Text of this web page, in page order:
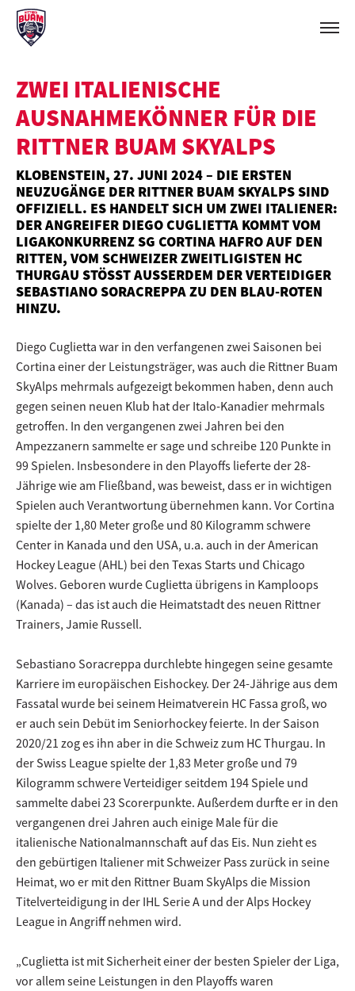
ZWEI ITALIENISCHE
AUSNAHMEKÖNNER FÜR DIE
RITTNER BUAM SKYALPS
KLOBENSTEIN, 27. JUNI 2024 – DIE ERSTEN
NEUZUGÄNGE DER RITTNER BUAM SKYALPS SIND
OFFIZIELL. ES HANDELT SICH UM ZWEI ITALIENER:
DER ANGREIFER DIEGO CUGLIETTA KOMMT VOM
LIGAKONKURRENZ SG CORTINA HAFRO AUF DEN
RITTEN, VOM SCHWEIZER ZWEITLIGISTEN HC
THURGAU STÖSST AUSSERDEM DER VERTEIDIGER SE
BASTIANO SORACREPPA ZU DEN BLAU-ROTEN HI
NZU.
Diego Cuglietta war in den verfangenen zwei Saisonen bei
Cortina einer der Leistungsträger, was auch die Rittner Buam
SkyAlps mehrmals aufgezeigt bekommen haben, denn auch
gegen seinen neuen Klub hat der Italo-Kanadier mehrmals
getroffen. In den vergangenen zwei Jahren bei den
Ampezzanern sammelte er sage und schreibe 120 Punkte in
99 Spielen. Insbesondere in den Playoffs lieferte der 28-
Jährige wie am Fließband, was beweist, dass er in wichtigen
Spielen auch Verantwortung übernehmen kann. Vor Cortina
spielte der 1,80 Meter große und 80 Kilogramm schwere
Center in Kanada und den USA, u.a. auch in der American
Hockey League (AHL) bei den Texas Starts und Chicago
Wolves. Geboren wurde Cuglietta übrigens in Kamploops
(Kanada) – das ist auch die Heimatstadt des neuen Rittner
Trainers, Jamie Russell.
Sebastiano Soracreppa durchlebte hingegen seine gesamte
Karriere im europäischen Eishockey. Der 24-Jährige aus dem
Fassatal wurde bei seinem Heimatverein HC Fassa groß, wo
er auch sein Debüt im Seniorhockey feierte. In der Saison
2020/21 zog es ihn aber in die Schweiz zum HC Thurgau. In
der Swiss League spielte der 1,83 Meter große und 79
Kilogramm schwere Verteidiger seitdem 194 Spiele und
sammelte dabei 23 Scorerpunkte. Außerdem durfte er in den
vergangenen drei Jahren auch einige Male für die
italienische Nationalmannschaft auf das Eis. Nun zieht es
den gebürtigen Italiener mit Schweizer Pass zurück in seine
Heimat, wo er mit den Rittner Buam SkyAlps die Mission
Titelverteidigung in der IHL Serie A und der Alps Hockey
League in Angriff nehmen wird.
„Cuglietta ist mit Sicherheit einer der besten Spieler der Liga,
vor allem seine Leistungen in den Playoffs waren